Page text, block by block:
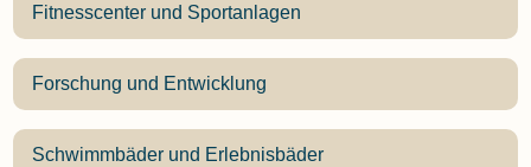
Fitnesscenter und Sportanlagen
Forschung und Entwicklung
Schwimmbäder und Erlebnisbäder